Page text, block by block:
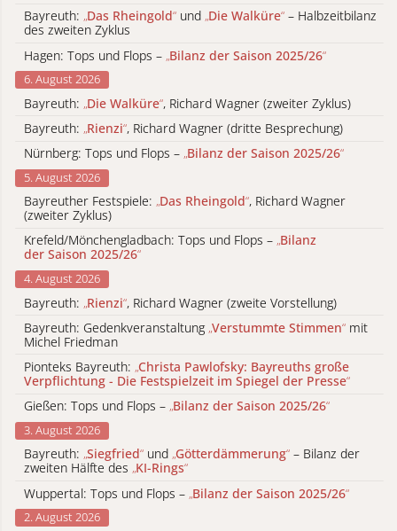
Bayreuth: „Das Rheingold“ und „Die Walküre“ – Halbzeitbilanz
des zweiten Zyklus
Hagen: Tops und Flops – „Bilanz der Saison 2025/26“
6. August 2026
Bayreuth: „Die Walküre“, Richard Wagner (zweiter Zyklus)
Bayreuth: „Rienzi“, Richard Wagner (dritte Besprechung)
Nürnberg: Tops und Flops – „Bilanz der Saison 2025/26“
5. August 2026
Bayreuther Festspiele: „Das Rheingold“, Richard Wagner
(zweiter Zyklus)
Krefeld/Mönchengladbach: Tops und Flops – „Bilanz
der Saison 2025/26“
4. August 2026
Bayreuth: „Rienzi“, Richard Wagner (zweite Vorstellung)
Bayreuth: Gedenkveranstaltung „Verstummte Stimmen“ mit
Michel Friedman
Pionteks Bayreuth: „Christa Pawlofsky: Bayreuths große
Verpflichtung - Die Festspielzeit im Spiegel der Presse“
Gießen: Tops und Flops – „Bilanz der Saison 2025/26“
3. August 2026
Bayreuth: „Siegfried“ und „Götterdämmerung“ – Bilanz der
zweiten Hälfte des „KI-Rings“
Wuppertal: Tops und Flops – „Bilanz der Saison 2025/26“
2. August 2026